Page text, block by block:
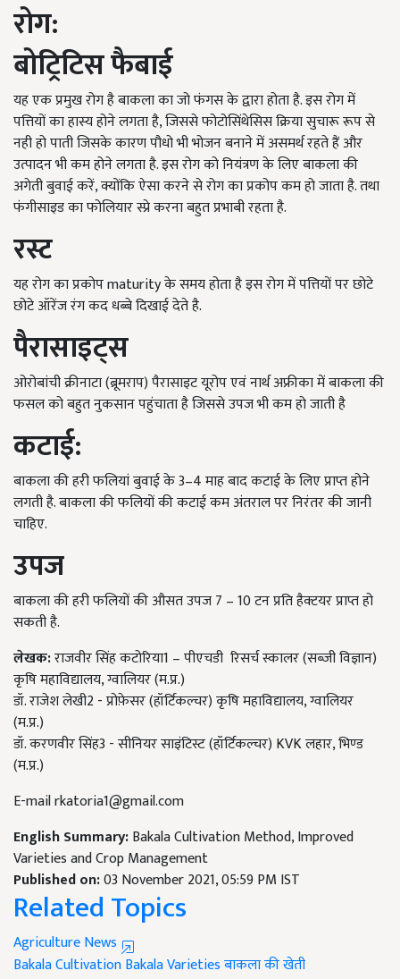
रोग:
बोट्रिटिस फैबाई
यह एक प्रमुख रोग है बाकला का जो फंगस के द्वारा होता है. इस रोग में
पत्तियों का हास्य होने लगता है, जिससे फोटोसिंथेसिस क्रिया सुचारू रूप से
नही हो पाती जिसके कारण पौधो भी भोजन बनाने में असमर्थ रहते हैं और
उत्पादन भी कम होने लगता है. इस रोग को नियंत्रण के लिए बाकला की
अगेती बुवाई करें,क्योंकि ऐसा करने सेरोग का प्रकोप कम हो जाता है. तथा
फंगीसाइड का फोलियार स्प्रे करना बहुत प्रभाबी रहता है.
रस्ट
यह रोग का प्रकोप maturity के समय होता है इस रोग में पत्तियों पर छोटे
छोटे ऑरेंज रंग कद धब्बे दिखाई देते है.
पैरासाइट्स
ओरोबांची क्रीनाटा (ब्रूमराप) पैरासाइट यूरोप एवं नार्थ अफ्रीका में बाकला की
फसल को बहुत नुकसान पहुंचाता है जिससे उपज भी कम हो जाती है
कटाई:
बाकला की हरी फलियां बुवाई के 3–4 माह बाद कटाई के लिए प्राप्त होने
लगती है. बाकला की फलियों की कटाई कम अंतराल पर निरंतर की जानी
चाहिए.
उपज
बाकला की हरी फलियों की औसत उपज 7 – 10 टन प्रति हैक्टयर प्राप्त हो
सकती है.
लेखक:राजवीर सिंह कटोरिया1 – पीएचडी रिसर्च स्कालर (सब्ज़ी विज्ञान)
कृषि महाविद्यालय, ग्वालियर (म.प्र.)
डॉ. राजेश लेखी2 - प्रोफ़ेसर (हॉर्टिकल्चर) कृषि महाविद्यालय, ग्वालियर
(म.प्र.)
डॉ. करणवीर सिंह3 - सीनियर साइंटिस्ट (हॉर्टिकल्चर) KVK लहार, भिण्ड
(म.प्र.)
E-mailrkatoria1@gmail.com
English Summary:Bakala Cultivation Method, Improved
Varieties and Crop Management
Published on:03 November 2021, 05:59 PM IST
Related Topics
Agriculture News
​​​​​​​Bakala CultivationBakala ​​​​​​​Varietiesबाकला की खेती